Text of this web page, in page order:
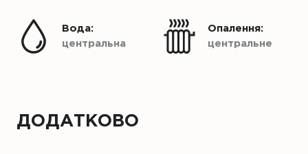
центральна
Вода:
центральне
Опалення:
ДОДАТКОВО